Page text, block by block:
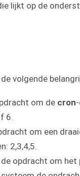
lijkt op de
volgende
om de cron
6.
om een
2,3,4,5.
opdracht om het